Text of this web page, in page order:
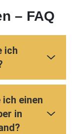
– FAQ
ich
einen
in